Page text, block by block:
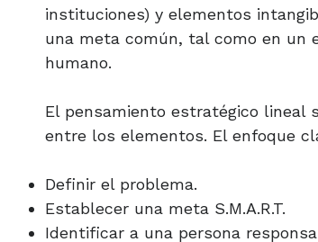
instituciones) y elementos
una meta común, tal como en un
humano.
El pensamiento estratégico lineal
entre los elementos. El enfoque
Definir el problema.
Establecer una meta S.M.A.R.T.
Identificar a una persona